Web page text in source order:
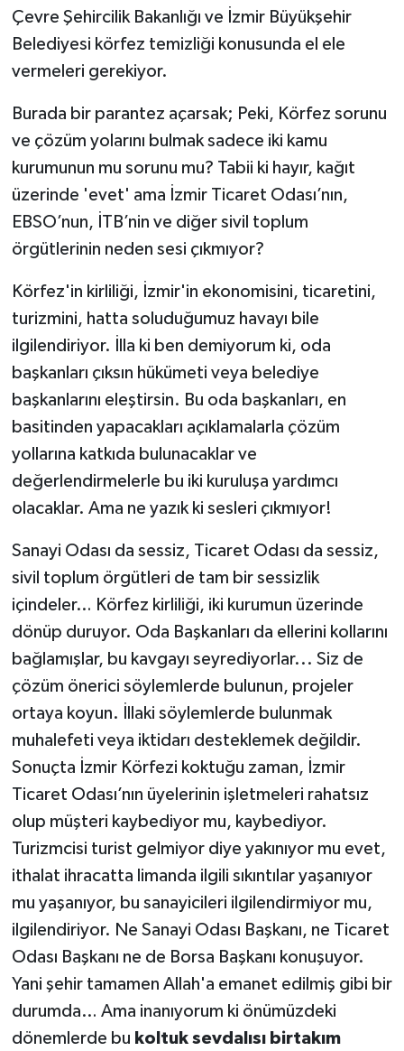
Çevre Şehircilik Bakanlığı ve İzmir Büyükşehir
Belediyesi körfez temizliği konusunda el ele
vermeleri gerekiyor.
Burada bir parantez açarsak; Peki, Körfez sorunu
ve çözüm yolarını bulmak sadece iki kamu
kurumunun mu sorunu mu? Tabii ki hayır, kağıt
üzerinde 'evet' ama İzmir Ticaret Odası’nın,
EBSO’nun, İTB’nin ve diğer sivil toplum
örgütlerinin neden sesi çıkmıyor?
Körfez'in kirliliği, İzmir'in ekonomisini, ticaretini,
turizmini, hatta soluduğumuz havayı bile
ilgilendiriyor. İlla ki ben demiyorum ki, oda
başkanları çıksın hükümeti veya belediye
başkanlarını eleştirsin. Bu oda başkanları, en
basitinden yapacakları açıklamalarla çözüm
yollarına katkıda bulunacaklar ve
değerlendirmelerle bu iki kuruluşa yardımcı
olacaklar. Ama ne yazık ki sesleri çıkmıyor!
Sanayi Odası da sessiz, Ticaret Odası da sessiz,
sivil toplum örgütleri de tam bir sessizlik
içindeler… Körfez kirliliği, iki kurumun üzerinde
dönüp duruyor. Oda Başkanları da ellerini kollarını
bağlamışlar, bu kavgayı seyrediyorlar... Siz de
çözüm önerici söylemlerde bulunun, projeler
ortaya koyun. İllaki söylemlerde bulunmak
muhalefeti veya iktidarı desteklemek değildir.
Sonuçta İzmir Körfezi koktuğu zaman, İzmir
Ticaret Odası’nın üyelerinin işletmeleri rahatsız
olup müşteri kaybediyor mu, kaybediyor.
Turizmcisi turist gelmiyor diye yakınıyor mu evet,
ithalat ihracatta limanda ilgili sıkıntılar yaşanıyor
mu yaşanıyor, bu sanayicileri ilgilendirmiyor mu,
ilgilendiriyor. Ne Sanayi Odası Başkanı, ne Ticaret
Odası Başkanı ne de Borsa Başkanı konuşuyor.
Yani şehir tamamen Allah'a emanet edilmiş gibi bir
durumda… Ama inanıyorum ki önümüzdeki
dönemlerde bu koltuk sevdalısı birtakım